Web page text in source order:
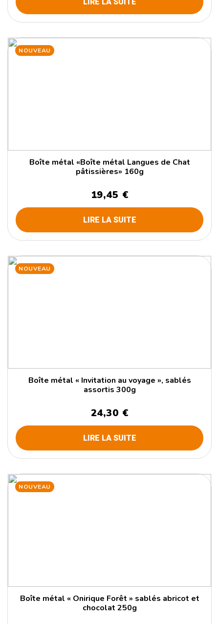
NOUVEAU
Boîte métal «Boîte métal Langues de Chat
pâtissières» 160g
19,45 €
LIRE LA SUITE
NOUVEAU
Boîte métal « Invitation au voyage », sablés
assortis 300g
24,30 €
LIRE LA SUITE
NOUVEAU
Boîte métal « Onirique Forêt » sablés abricot et
chocolat 250g